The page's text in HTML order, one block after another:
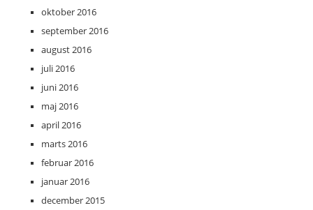
oktober 2016
september 2016
august 2016
juli 2016
juni 2016
maj 2016
april 2016
marts 2016
februar 2016
januar 2016
december 2015